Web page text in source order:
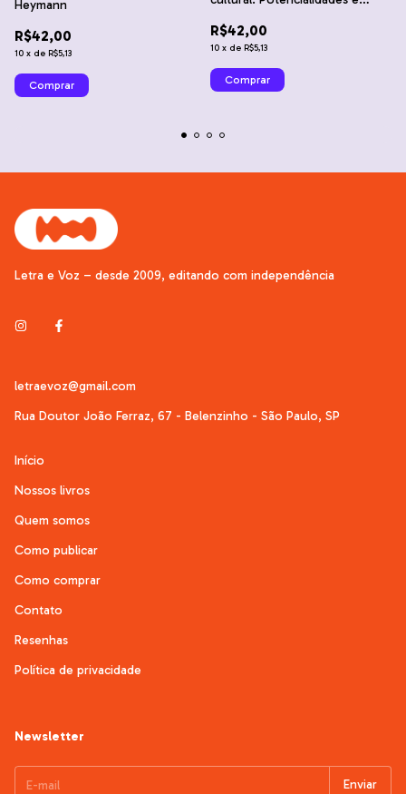
Heymann
R$42,00
10 x de R$5,13
e Viviane Trindade Borges
R$42,00
10 x de R$5,13
Letra e Voz – desde 2009, editando com independência
letraevoz@gmail.com
Rua Doutor João Ferraz, 67 - Belenzinho - São Paulo, SP
Início
Nossos livros
Quem somos
Como publicar
Como comprar
Contato
Resenhas
Política de privacidade
Newsletter